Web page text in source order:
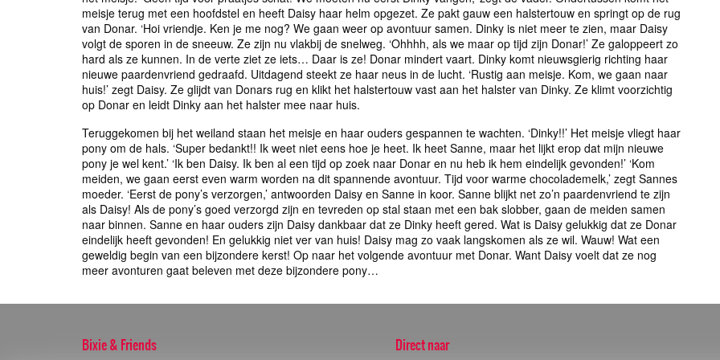
meisje terug met een hoofdstel en heeft Daisy haar helm opgezet. Ze pakt gauw een halstertouw en springt op de rug
van Donar. ‘Hoi vriendje. Ken je me nog? We gaan weer op avontuur samen. Dinky is niet meer te zien, maar Daisy
volgt de sporen in de sneeuw. Ze zijn nu vlakbij de snelweg. ‘Ohhhh, als we maar op tijd zijn Donar!’ Ze galoppeert zo
hard als ze kunnen. In de verte ziet ze iets… Daar is ze! Donar mindert vaart. Dinky komt nieuwsgierig richting haar
nieuwe paardenvriend gedraafd. Uitdagend steekt ze haar neus in de lucht. ‘Rustig aan meisje. Kom, we gaan naar
huis!’ zegt Daisy. Ze glijdt van Donars rug en klikt het halstertouw vast aan het halster van Dinky. Ze klimt voorzichtig
op Donar en leidt Dinky aan het halster mee naar huis.
Teruggekomen bij het weiland staan het meisje en haar ouders gespannen te wachten. ‘Dinky!!’ Het meisje vliegt haar
pony om de hals. ‘Super bedankt!! Ik weet niet eens hoe je heet. Ik heet Sanne, maar het lijkt erop dat mijn nieuwe
pony je wel kent.’ ‘Ik ben Daisy. Ik ben al een tijd op zoek naar Donar en nu heb ik hem eindelijk gevonden!’ ‘Kom
meiden, we gaan eerst even warm worden na dit spannende avontuur. Tijd voor warme chocolademelk,’ zegt Sannes
moeder. ‘Eerst de pony’s verzorgen,’ antwoorden Daisy en Sanne in koor. Sanne blijkt net zo’n paardenvriend te zijn
als Daisy! Als de pony’s goed verzorgd zijn en tevreden op stal staan met een bak slobber, gaan de meiden samen
naar binnen. Sanne en haar ouders zijn Daisy dankbaar dat ze Dinky heeft gered. Wat is Daisy gelukkig dat ze Donar
eindelijk heeft gevonden! En gelukkig niet ver van huis! Daisy mag zo vaak langskomen als ze wil. Wauw! Wat een
geweldig begin van een bijzondere kerst! Op naar het volgende avontuur met Donar. Want Daisy voelt dat ze nog
meer avonturen gaat beleven met deze bijzondere pony…
Bixie & Friends Direct naar